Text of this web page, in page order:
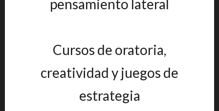
pensamiento lateral
Cursos de oratoria,
creatividad y juegos de
estrategia